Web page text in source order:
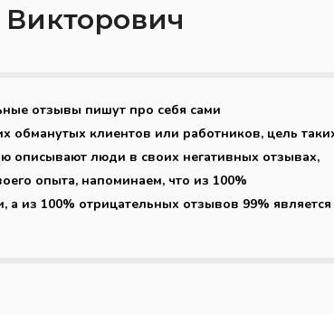
отзывы пишут про себя сами
обманутых клиентов или работников, цель
описывают люди в своих негативных отзывах,
опыта, напоминаем, что из 100%
из 100% отрицательных отзывов 99% является